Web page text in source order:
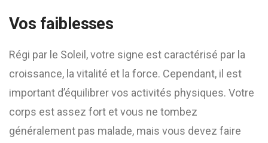
Vos faiblesses
Régi par le Soleil, votre signe est caractérisé par la
croissance, la vitalité et la force. Cependant, il est
important d’équilibrer vos activités physiques. Votre
corps est assez fort et vous ne tombez
généralement pas malade, mais vous devez faire